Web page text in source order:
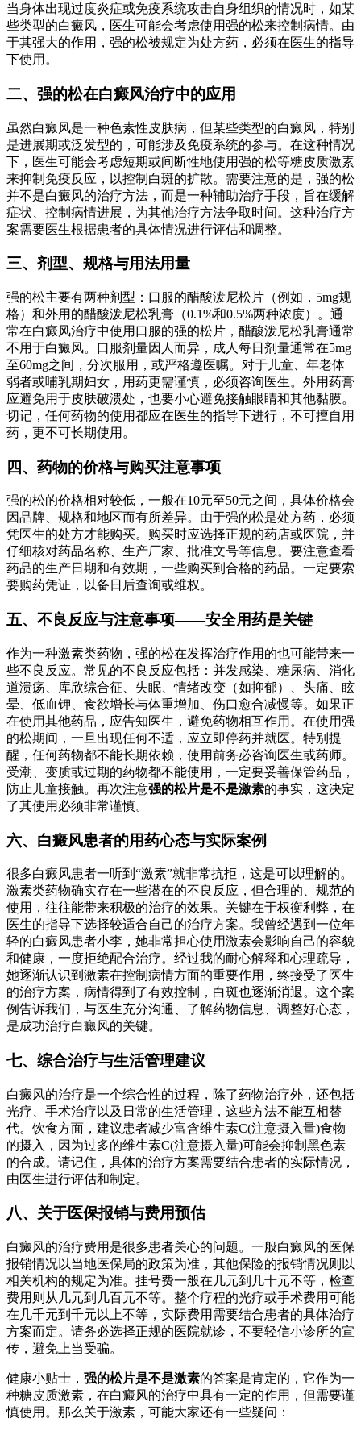
当身体出现过度炎症或免疫系统攻击自身组织的情况时，如某
些类型的白癜风，医生可能会考虑使用强的松来控制病情。由
于其强大的作用，强的松被规定为处方药，必须在医生的指导
下使用。
二、强的松在白癜风治疗中的应用
虽然白癜风是一种色素性皮肤病，但某些类型的白癜风，特别
是进展期或泛发型的，可能涉及免疫系统的参与。在这种情况
下，医生可能会考虑短期或间断性地使用强的松等糖皮质激素
来抑制免疫反应，以控制白斑的扩散。需要注意的是，强的松
并不是白癜风的治疗方法，而是一种辅助治疗手段，旨在缓解
症状、控制病情进展，为其他治疗方法争取时间。这种治疗方
案需要医生根据患者的具体情况进行评估和调整。
三、剂型、规格与用法用量
强的松主要有两种剂型：口服的醋酸泼尼松片（例如，5mg规
格）和外用的醋酸泼尼松乳膏（0.1%和0.5%两种浓度）。通
常在白癜风治疗中使用口服的强的松片，醋酸泼尼松乳膏通常
不用于白癜风。口服剂量因人而异，成人每日剂量通常在5mg
至60mg之间，分次服用，或严格遵医嘱。对于儿童、年老体
弱者或哺乳期妇女，用药更需谨慎，必须咨询医生。外用药膏
应避免用于皮肤破溃处，也要小心避免接触眼睛和其他黏膜。
切记，任何药物的使用都应在医生的指导下进行，不可擅自用
药，更不可长期使用。
四、药物的价格与购买注意事项
强的松的价格相对较低，一般在10元至50元之间，具体价格会
因品牌、规格和地区而有所差异。由于强的松是处方药，必须
凭医生的处方才能购买。购买时应选择正规的药店或医院，并
仔细核对药品名称、生产厂家、批准文号等信息。要注意查看
药品的生产日期和有效期，一些购买到合格的药品。一定要索
要购药凭证，以备日后查询或维权。
五、不良反应与注意事项——安全用药是关键
作为一种激素类药物，强的松在发挥治疗作用的也可能带来一
些不良反应。常见的不良反应包括：并发感染、糖尿病、消化
道溃疡、库欣综合征、失眠、情绪改变（如抑郁）、头痛、眩
晕、低血钾、食欲增长与体重增加、伤口愈合减慢等。如果正
在使用其他药品，应告知医生，避免药物相互作用。在使用强
的松期间，一旦出现任何不适，应立即停药并就医。特别提
醒，任何药物都不能长期依赖，使用前务必咨询医生或药师。
受潮、变质或过期的药物都不能使用，一定要妥善保管药品，
防止儿童接触。再次注意强的松片是不是激素的事实，这决定
了其使用必须非常谨慎。
六、白癜风患者的用药心态与实际案例
很多白癜风患者一听到“激素”就非常抗拒，这是可以理解的。
激素类药物确实存在一些潜在的不良反应，但合理的、规范的
使用，往往能带来积极的治疗的效果。关键在于权衡利弊，在
医生的指导下选择较适合自己的治疗方案。我曾经遇到一位年
轻的白癜风患者小李，她非常担心使用激素会影响自己的容貌
和健康，一度拒绝配合治疗。经过我的耐心解释和心理疏导，
她逐渐认识到激素在控制病情方面的重要作用，终接受了医生
的治疗方案，病情得到了有效控制，白斑也逐渐消退。这个案
例告诉我们，与医生充分沟通、了解药物信息、调整好心态，
是成功治疗白癜风的关键。
七、综合治疗与生活管理建议
白癜风的治疗是一个综合性的过程，除了药物治疗外，还包括
光疗、手术治疗以及日常的生活管理，这些方法不能互相替
代。饮食方面，建议患者减少富含维生素C(注意摄入量)食物
的摄入，因为过多的维生素C(注意摄入量)可能会抑制黑色素
的合成。请记住，具体的治疗方案需要结合患者的实际情况，
由医生进行评估和制定。
八、关于医保报销与费用预估
白癜风的治疗费用是很多患者关心的问题。一般白癜风的医保
报销情况以当地医保局的政策为准，其他保险的报销情况则以
相关机构的规定为准。挂号费一般在几元到几十元不等，检查
费用则从几元到几百元不等。整个疗程的光疗或手术费用可能
在几千元到千元以上不等，实际费用需要结合患者的具体治疗
方案而定。请务必选择正规的医院就诊，不要轻信小诊所的宣
传，避免上当受骗。
健康小贴士， 强的松片是不是激素的答案是肯定的，它作为一
种糖皮质激素，在白癜风的治疗中具有一定的作用，但需要谨
慎使用。那么关于激素，可能大家还有一些疑问：